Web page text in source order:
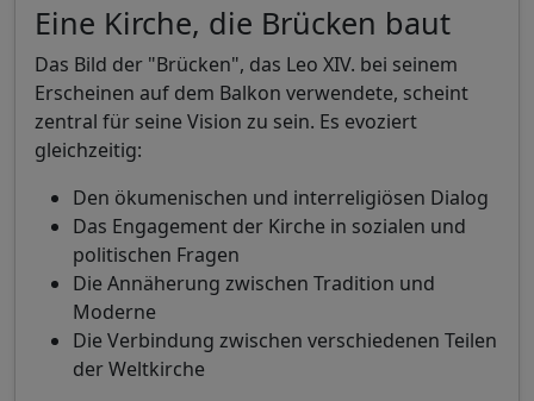
Eine Kirche, die Brücken baut
Das Bild der "Brücken", das Leo XIV. bei seinem
Erscheinen auf dem Balkon verwendete, scheint
zentral für seine Vision zu sein. Es evoziert
gleichzeitig:
Den ökumenischen und interreligiösen Dialog
Das Engagement der Kirche in sozialen und
politischen Fragen
Die Annäherung zwischen Tradition und
Moderne
Die Verbindung zwischen verschiedenen Teilen
der Weltkirche